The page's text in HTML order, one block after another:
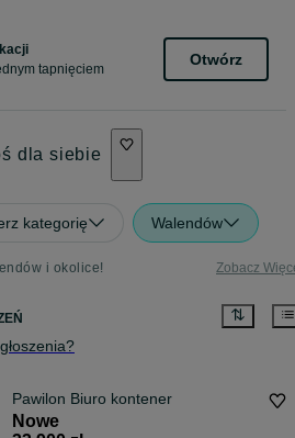
tapnięciem
Otwórz
dla siebie
kategorię Walendów
i okolice! Zobacz
Pawilon Biuro kontener
Nowe